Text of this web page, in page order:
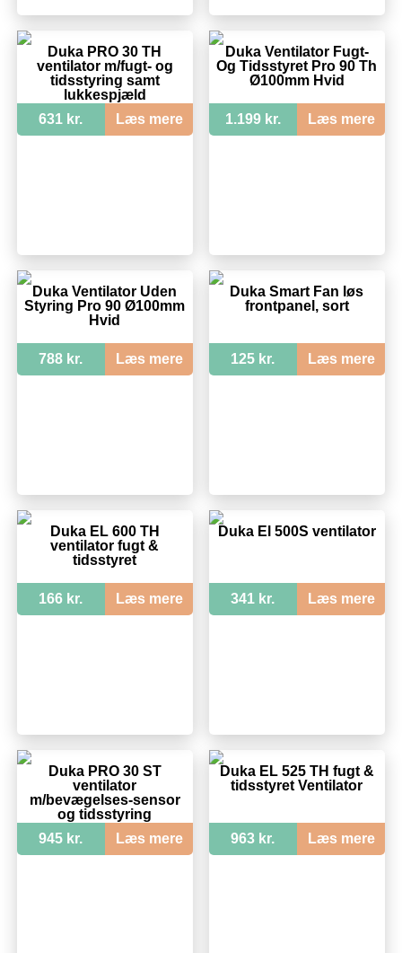
Duka PRO 30 TH
ventilator m/fugt- og
tidsstyring samt
lukkespjæld
631 kr.
Læs mere
Duka Ventilator Fugt-
Og Tidsstyret Pro 90 Th
Ø100mm Hvid
1.199 kr. Læs mere
Duka Ventilator Uden
Styring Pro 90 Ø100mm
Hvid
788 kr. Læs mere
Duka Smart Fan løs
frontpanel, sort
125 kr. Læs mere
Duka EL 600 TH
ventilator fugt &
tidsstyret
166 kr. Læs mere
Duka El 500S ventilator
341 kr. Læs mere
Duka PRO 30 ST
ventilator
m/bevægelses-sensor
og tidsstyring
945 kr.
Læs mere
Duka EL 525 TH fugt &
tidsstyret Ventilator
963 kr. Læs mere